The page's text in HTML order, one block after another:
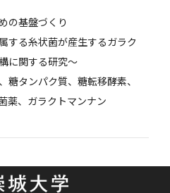
の基盤づくり
する糸状菌が産生するガラク
に関する研究〜
糖タンパク質、糖転移酵素、
薬、ガラクトマンナン